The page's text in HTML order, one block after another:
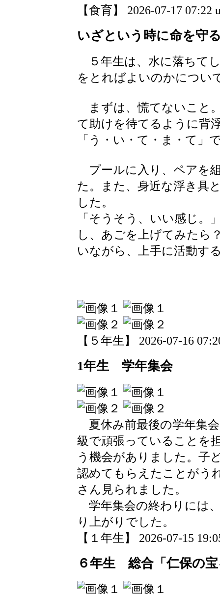
【食育】 2026-07-17 07:22
いざという時に命を守
５年生は、水に落ちて
をとればよいのかについ
まずは、慌てないこと
て助けを待てるように背
「う・い・て・ま・て」
プールに入り、ペアを
た。また、身近な浮き具
した。
「そうそう、いい感じ。
し、あごを上げてみたら
いながら、上手に活動す
【５年生】 2026-07-16
1年生 学年集会
夏休み前最後の学年集
級で頑張っていることを
う機会がありました。子
認めてもらえたことがう
さん見られました。
学年集会の終わりには
り上がりでした。
【１年生】 2026-07-15
６年生 総合「仁保の